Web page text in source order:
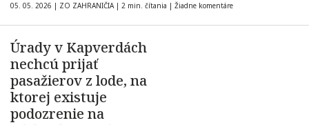
05. 05. 2026 | ZO ZAHRANIČIA | 2 min. čítania | Žiadne komentáre
Úrady v Kapverdách
nechcú prijať
pasažierov z lode, na
ktorej existuje
podozrenie na